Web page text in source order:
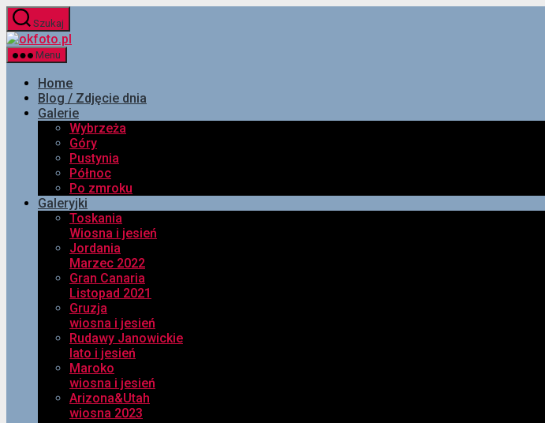
Przejdź
do
treści
Szukaj
Menu
Home
Blog / Zdjęcie dnia
Galerie
Wybrzeża
Góry
Pustynia
Północ
Po zmroku
Galeryjki
Toskania
Wiosna i jesień
Jordania
Marzec 2022
Gran Canaria
Listopad 2021
Gruzja
wiosna i jesień
Rudawy Janowickie
lato i jesień
Maroko
wiosna i jesień
Arizona&Utah
wiosna 2023